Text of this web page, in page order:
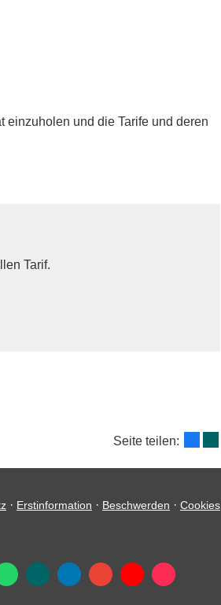
einzuholen und die Tarife und deren
Tarif.
Seite teilen:
· Erstinformation · Beschwerden · Cookies